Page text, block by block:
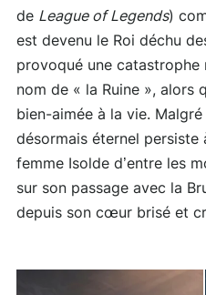
de League of Legends)
est devenu le Roi déchu
provoqué une catastrophe
nom de « la Ruine », alors
bien-aimée à la vie.
désormais éternel persiste
femme Isolde d’entre les
sur son passage avec la
depuis son cœur brisé et